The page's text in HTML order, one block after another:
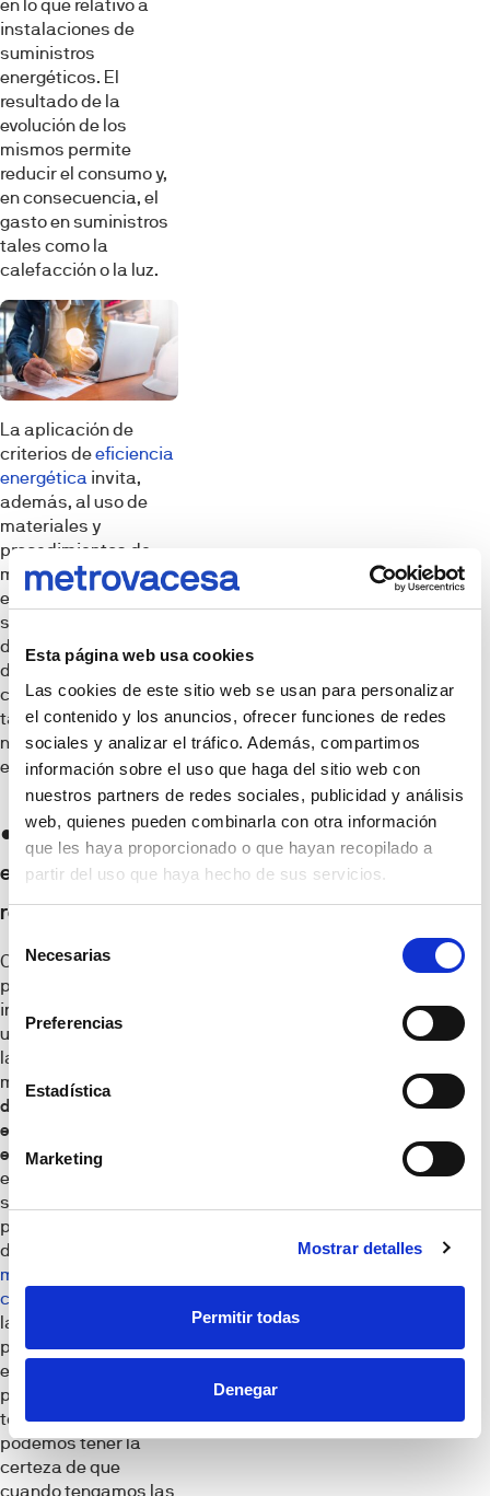
Esta página web usa cookies
Las cookies de este sitio web se usan para personalizar
el contenido y los anuncios, ofrecer funciones de redes
sociales y analizar el tráfico. Además, compartimos
información sobre el uso que haga del sitio web con
nuestros partners de redes sociales, publicidad y análisis
web, quienes pueden combinarla con otra información
que les haya proporcionado o que hayan recopilado a
partir del uso que haya hecho de sus servicios.
de
consentimiento
Necesarias
Preferencias
Estadística
Marketing
Mostrar detalles
Permitir todas
Denegar
en lo que relativo a
instalaciones de
suministros
energéticos. El
resultado de la
evolución de los
mismos permite
reducir el consumo y,
en consecuencia, el
gasto en suministros
tales como la
calefacción o la luz.
La aplicación de
criterios deeficiencia
energética invita,
además, al uso de
materiales y
procedimientos de
mejor calidad. Todo
ello se traduce no
solo en la reducción
de la huella ecológica
de las propias
construcciones, sino
también en un
notable ahorro
económico.
● Listas para
entrar a vivir y sin
reformas
Comprar una casa y
pensar en mudanza
inminente es todo
uno. Al contrario que
las casas de segunda
mano, las viviendas
de obra nueva se
entregan listas para
entrar a vivirlo que,
en la práctica,
supone no tener que
pensar en reformas
de ningún tipo.
memoria de
calidades
las características
propias del inmueble
están claras de inicio
por lo que, una vez
tomada la decisión,
podemos tener la
certeza de que
cuando tengamos las